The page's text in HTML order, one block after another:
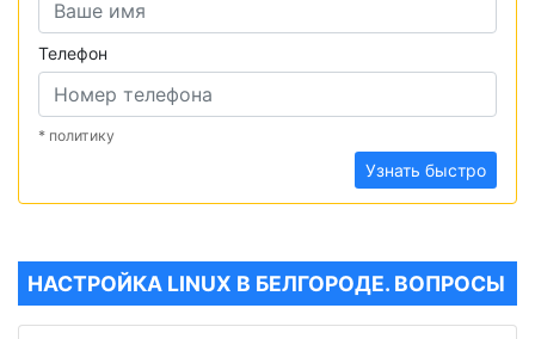
Телефон
* политику
Узнать быстро
НАСТРОЙКА LINUX В БЕЛГОРОДЕ. ВОПРОСЫ